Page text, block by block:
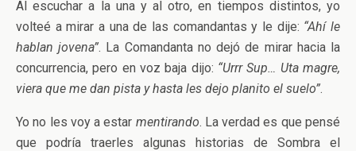
Al escuchar a la una y al otro, en tiempos distintos, yo
volteé a mirar a una de las comandantas y le dije: “Ahí le
hablan jovena”. La Comandanta no dejó de mirar hacia la
concurrencia, pero en voz baja dijo: “Urrr Sup… Uta magre,
viera que me dan pista y hasta les dejo planito el suelo”.
Yo no les voy a estar mentirando. La verdad es que pensé
que podría traerles algunas historias de Sombra el